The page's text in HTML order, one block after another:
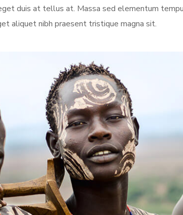
duis at tellus at. Massa sed elementum
aliquet nibh praesent tristique magna sit.